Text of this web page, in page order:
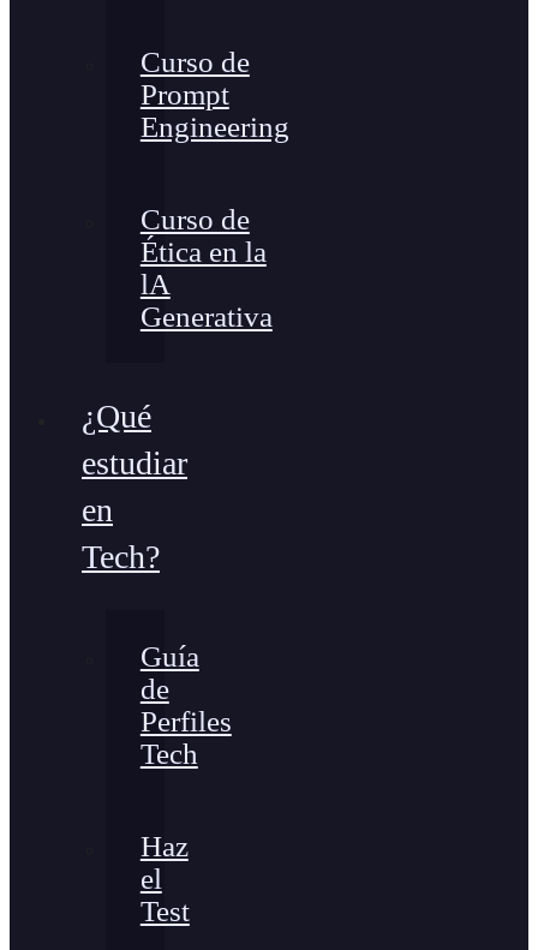
Curso de
Prompt
Engineering
Curso de
Ética en la
lA
Generativa
¿Qué
estudiar
en
Tech?
Guía
de
Perfiles
Tech
Haz
el
Test